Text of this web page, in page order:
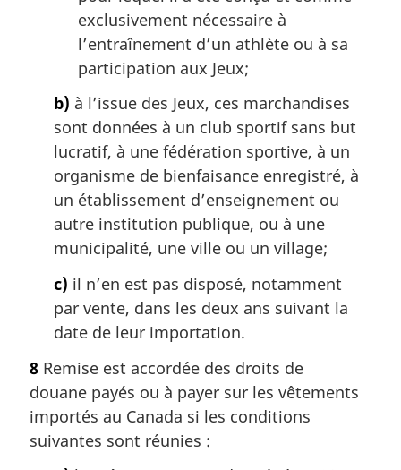
exclusivement nécessaire à
l’entraînement d’un athlète ou à sa
participation aux Jeux;
b) à l’issue des Jeux, ces marchandises
sont données à un club sportif sans but
lucratif, à une fédération sportive, à un
organisme de bienfaisance enregistré, à
un établissement d’enseignement ou
autre institution publique, ou à une
municipalité, une ville ou un village;
c) il n’en est pas disposé, notamment
par vente, dans les deux ans suivant la
date de leur importation.
8 Remise est accordée des droits de
douane payés ou à payer sur les vêtements
importés au Canada si les conditions
suivantes sont réunies :